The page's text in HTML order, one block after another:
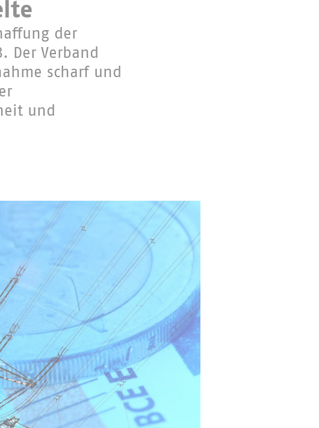
der
Der Verband
scharf und
und